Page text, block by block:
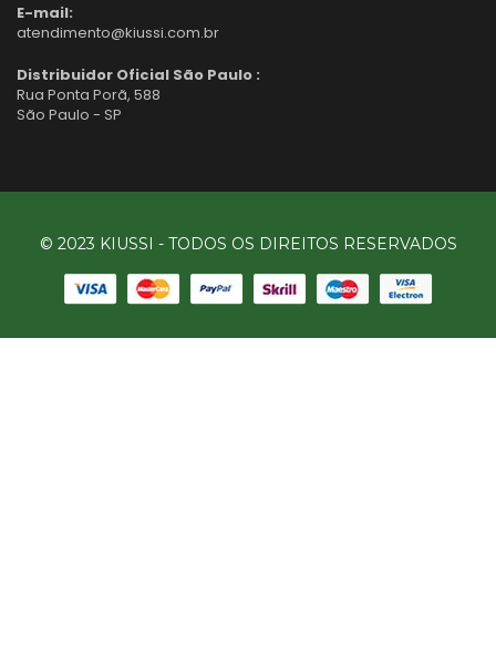
E-mail:
atendimento@kiussi.com.br
Distribuidor Oficial São Paulo :
Rua Ponta Porã, 588
São Paulo - SP
© 2023 KIUSSI - TODOS OS DIREITOS RESERVADOS